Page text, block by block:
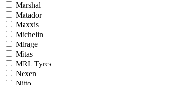
Marshal
Matador
Maxxis
Michelin
Mirage
Mitas
MRL Tyres
Nexen
Nitto